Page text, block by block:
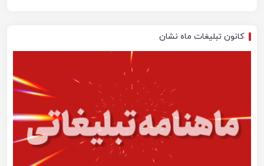
کانون تبلیغات ماه نشان